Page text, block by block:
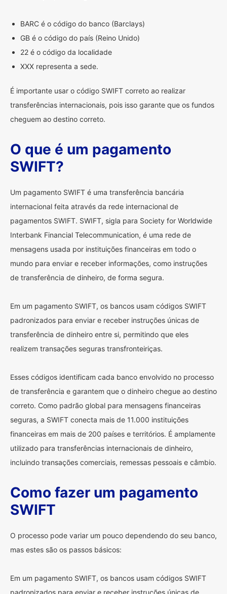
BARC é o código do banco (Barclays)
GB é o código do país (Reino Unido)
22 é o código da localidade
XXX representa a sede.
É importante usar o código SWIFT correto ao realizar
transferências internacionais, pois isso garante que os fundos
cheguem ao destino correto.
O que é um pagamento
SWIFT?
Um pagamento SWIFT é uma transferência bancária
internacional feita através da rede internacional de
pagamentos SWIFT. SWIFT, sigla para Society for Worldwide
Interbank Financial Telecommunication, é uma rede de
mensagens usada por instituições financeiras em todo o
mundo para enviar e receber informações, como instruções
de transferência de dinheiro, de forma segura.
Em um pagamento SWIFT, os bancos usam códigos SWIFT
padronizados para enviar e receber instruções únicas de
transferência de dinheiro entre si, permitindo que eles
realizem transações seguras transfronteiriças.
Esses códigos identificam cada banco envolvido no processo
de transferência e garantem que o dinheiro chegue ao destino
correto. Como padrão global para mensagens financeiras
seguras, a SWIFT conecta mais de 11.000 instituições
financeiras em mais de 200 países e territórios. É amplamente
utilizado para transferências internacionais de dinheiro,
incluindo transações comerciais, remessas pessoais e câmbio.
Como fazer um pagamento
SWIFT
O processo pode variar um pouco dependendo do seu banco,
mas estes são os passos básicos:
Em um pagamento SWIFT, os bancos usam códigos SWIFT
padronizados para enviar e receber instruções únicas de